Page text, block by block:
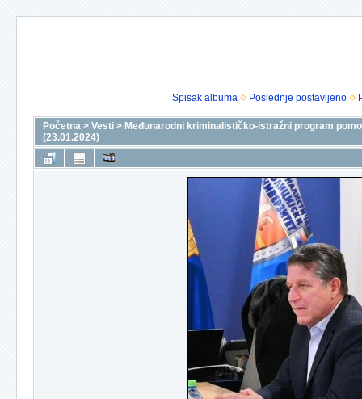
Spisak albuma Poslednje postavljeno
Početna > Vesti > Međunarodni kriminalističko-istražni program
(23.01.2024)